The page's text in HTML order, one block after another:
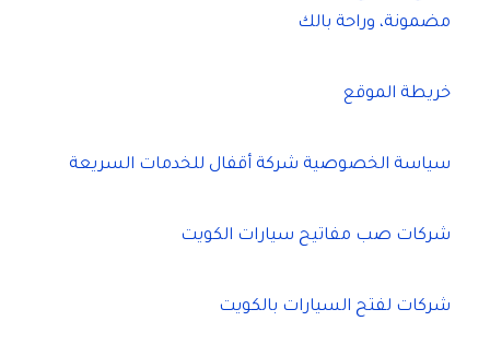
مضمونة، وراحة بالك
خريطة الموقع
سياسة الخصوصية شركة أقفال للخدمات السريعة
شركات صب مفاتيح سيارات الكويت
شركات لفتح السيارات بالكويت